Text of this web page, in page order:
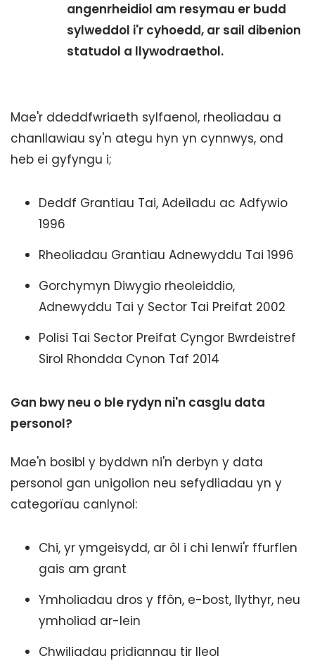
angenrheidiol am resymau er budd
sylweddol i'r cyhoedd, ar sail dibenion
statudol a llywodraethol.
Mae'r ddeddfwriaeth sylfaenol, rheoliadau a
chanllawiau sy'n ategu hyn yn cynnwys, ond
heb ei gyfyngu i;
Deddf Grantiau Tai, Adeiladu ac Adfywio
1996
Rheoliadau Grantiau Adnewyddu Tai 1996
Gorchymyn Diwygio rheoleiddio,
Adnewyddu Tai y Sector Tai Preifat 2002
Polisi Tai Sector Preifat Cyngor Bwrdeistref
Sirol Rhondda Cynon Taf 2014
Gan bwy neu o ble rydyn ni'n casglu data
personol?
Mae'n bosibl y byddwn ni'n derbyn y data
personol gan unigolion neu sefydliadau yn y
categorïau canlynol:
Chi, yr ymgeisydd, ar ôl i chi lenwi'r ffurflen
gais am grant
Ymholiadau dros y ffôn, e-bost, llythyr, neu
ymholiad ar-lein
Chwiliadau pridiannau tir lleol